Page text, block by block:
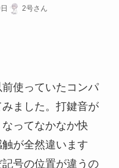
2号さん
使っていたコンパ
ました。打鍵音が
ってなかなか快
が全然違います
号の位置が違うの